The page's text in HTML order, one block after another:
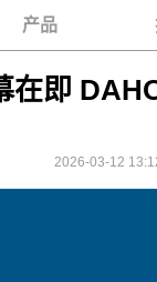
产品
在即
2026-03-12